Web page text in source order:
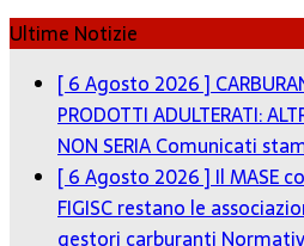
Ultime Notizie
[ 6 Agosto 2026 ]
PRODOTTI ADULTERATI:
NON SERIAComunicati
[ 6 Agosto 2026 ] Il MASE
FIGISC restano le
gestori carburanti